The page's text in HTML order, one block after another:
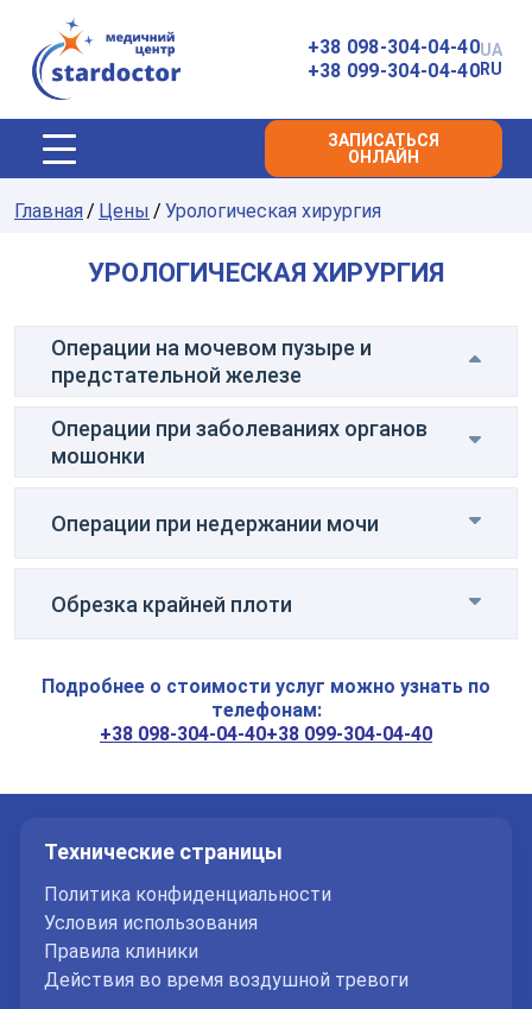
Главная
+38 098-304-04-40
+38 099-304-04-40
UA
RU
ЗАПИСАТЬСЯ
ОНЛАЙН
Главная Цены Урологическая хирургия
УРОЛОГИЧЕСКАЯ ХИРУРГИЯ
Операции на мочевом пузыре и
предстательной железе
ТУР простаты
грн
Заказать
30000 грн
Операции при заболеваниях органов
мошонки
Операции при недержании мочи
Обрезка крайней плоти
Подробнее о стоимости услуг можно узнать по
телефонам:
+38 098-304-04-40+38 099-304-04-40
Технические страницы
Политика конфиденциальности
Условия использования
Правила клиники
Действия во время воздушной тревоги
данные
Мы получили ваше обращение.